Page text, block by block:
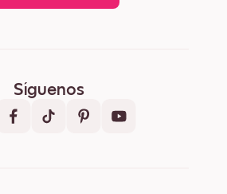
Síguenos